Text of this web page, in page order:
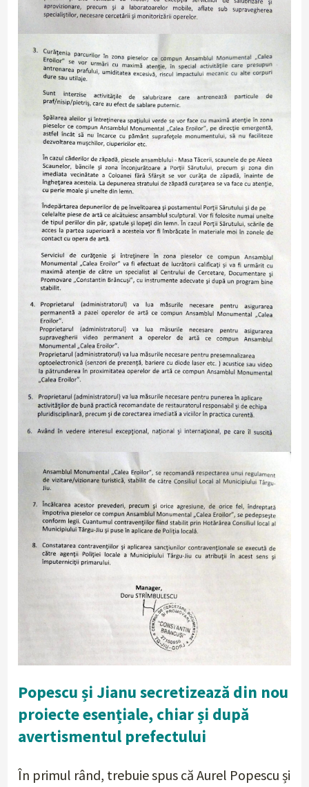
Popescu și Jianu secretizează din nou
proiecte esențiale, chiar și după
avertismentul prefectului
În primul rând, trebuie spus că Aurel Popescu și